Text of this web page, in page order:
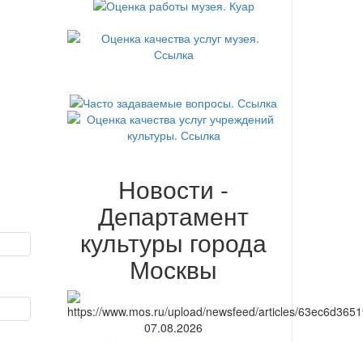
Новости -
Департамент
культуры города
Москвы
07.08.2026